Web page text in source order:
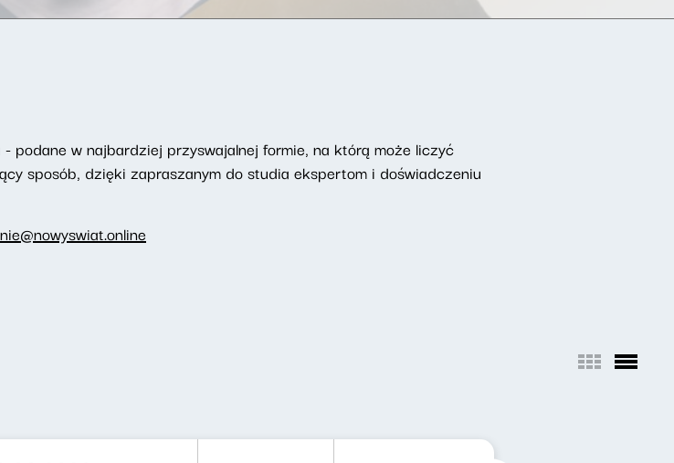
podane w najbardziej przyswajalnej formie, na którą może liczyć
sposób, dzięki zapraszanym do studia ekspertom i doświadczeniu